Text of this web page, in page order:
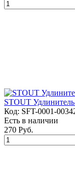
STOUT
Код: SFT-0001-
Есть в наличии
270 Руб.